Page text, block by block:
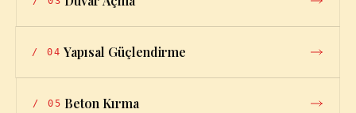
/ 04 Yapısal Güçlendirme
/ 05 Beton Kırma